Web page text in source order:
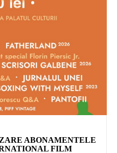
ABONAMENTELE
FILM